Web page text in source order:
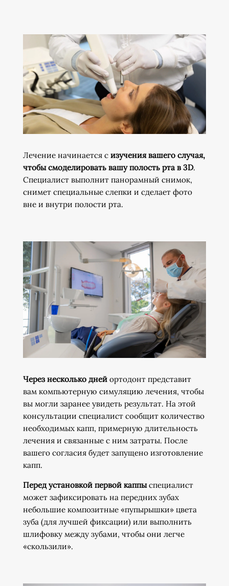
Лечение начинается с изучения вашего случая,
чтобы смоделировать вашу полость рта в 3D.
Специалист выполнит панорамный снимок,
снимет специальные слепки и сделает фото
вне и внутри полости рта.
Через несколько днейортодонт представит
вам компьютерную симуляцию лечения, чтобы
вы могли заранее увидеть результат. На этой
консультации специалист сообщит количество
необходимых капп, примерную длительность
лечения и связанные с ним затраты. После
вашего согласия будет запущено изготовление
капп.
Перед установкой первой каппыспециалист
может зафиксировать на передних зубах
небольшие композитные «пупырышки» цвета
зуба (для лучшей фиксации) или выполнить
шлифовку между зубами, чтобы они легче
«скользили».